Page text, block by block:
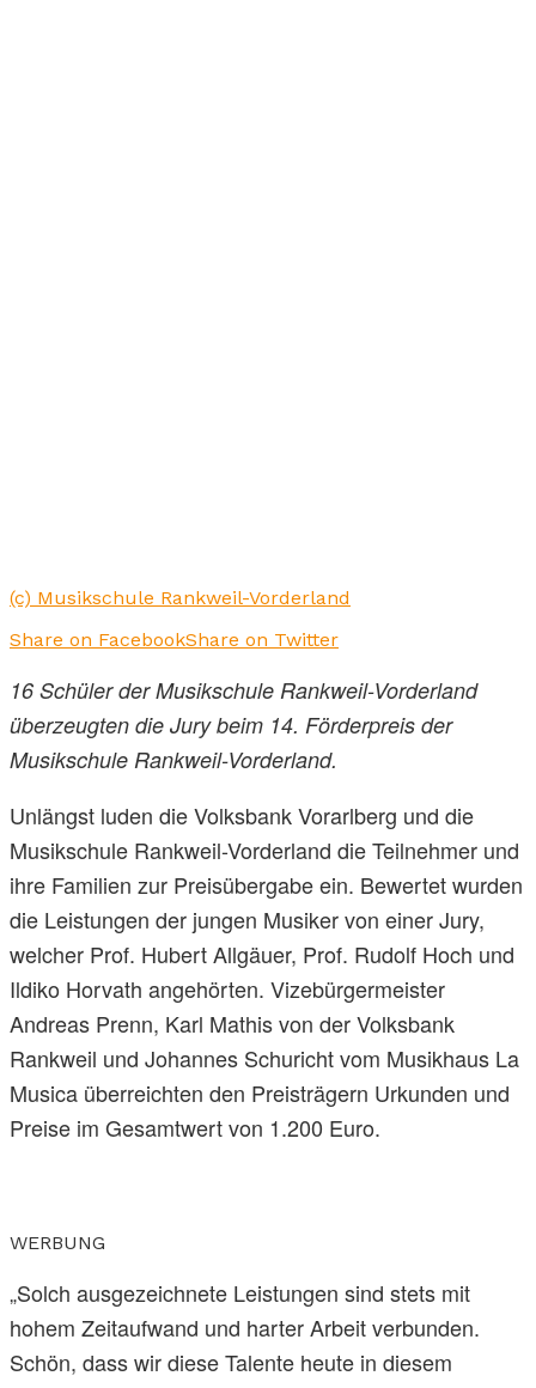
(c) Musikschule Rankweil-Vorderland
Share on FacebookShare on Twitter
16 Schüler der Musikschule Rankweil-Vorderland
überzeugten die Jury beim 14. Förderpreis der
Musikschule Rankweil-Vorderland.
Unlängst luden die Volksbank Vorarlberg und die
Musikschule Rankweil-Vorderland die Teilnehmer und
ihre Familien zur Preisübergabe ein. Bewertet wurden
die Leistungen der jungen Musiker von einer Jury,
welcher Prof. Hubert Allgäuer, Prof. Rudolf Hoch und
Ildiko Horvath angehörten. Vizebürgermeister
Andreas Prenn, Karl Mathis von der Volksbank
Rankweil und Johannes Schuricht vom Musikhaus La
Musica überreichten den Preisträgern Urkunden und
Preise im Gesamtwert von 1.200 Euro.
WERBUNG
„Solch ausgezeichnete Leistungen sind stets mit
hohem Zeitaufwand und harter Arbeit verbunden.
Schön, dass wir diese Talente heute in diesem